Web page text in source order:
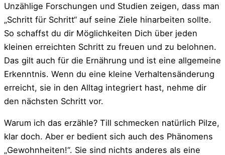
Unzählige Forschungen und Studien zeigen, dass man
„Schritt für Schritt“ auf seine Ziele hinarbeiten sollte.
So schaffst du dir Möglichkeiten Dich über jeden
kleinen erreichten Schritt zu freuen und zu belohnen.
Das gilt auch für die Ernährung und ist eine allgemeine
Erkenntnis. Wenn du eine kleine Verhaltensänderung
erreicht, sie in den Alltag integriert hast, nehme dir
den nächsten Schritt vor.
Warum ich das erzähle? Till schmecken natürlich Pilze,
klar doch. Aber er bedient sich auch des Phänomens
„Gewohnheiten!“. Sie sind nichts anderes als eine